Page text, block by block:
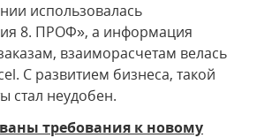
использовалась
8. ПРОФ», а информация
взаиморасчетам велась
С развитием бизнеса, такой
стал неудобен.
требования к новому